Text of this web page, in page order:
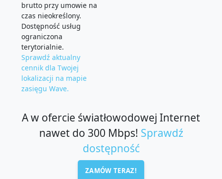
brutto przy umowie na
czas nieokreślony.
Dostępność usług
ograniczona
terytorialnie.
Sprawdź aktualny
cennik dla Twojej
lokalizacji na mapie
zasięgu Wave.
A w ofercie światłowodowej Internet
nawet do 300 Mbps! Sprawdź
dostępność
ZAMÓW TERAZ!